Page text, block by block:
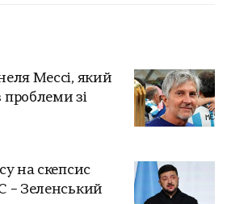
Мессі, який
зі
на скепсис
– Зеленський